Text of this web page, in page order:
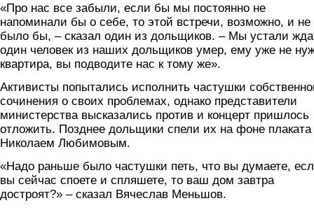
«Про нас все забыли, если бы мы постоянно не
напоминали бы о себе, то этой встречи, возможно, и не
было бы, – сказал один из дольщиков. – Мы устали
один человек из наших дольщиков умер, ему уже не
квартира, вы подводите нас к тому же».
Активисты попытались исполнить частушки
сочинения о своих проблемах, однако представители
министерства высказались против и концерт пришлось
отложить. Позднее дольщики спели их на фоне плаката
Николаем Любимовым.
«Надо раньше было частушки петь, что вы думаете,
вы сейчас споете и спляшете, то ваш дом завтра
достроят?» – сказал Вячеслав Меньшов.